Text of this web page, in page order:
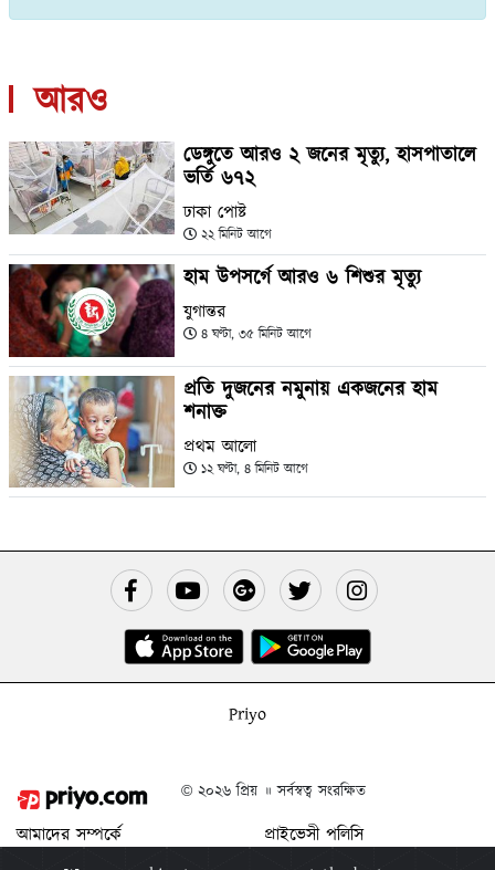
আরও
ডেঙ্গুতে আরও ২ জনের মৃত্যু, হাসপাতালে
ভর্তি ৬৭২
ঢাকা পোষ্ট
২২ মিনিট আগে
হাম উপসর্গে আরও ৬ শিশুর মৃত্যু
যুগান্তর
৪ ঘণ্টা, ৩৫ মিনিট আগে
প্রতি দুজনের নমুনায় একজনের হাম
শনাক্ত
প্রথম আলো
১২ ঘণ্টা, ৪ মিনিট আগে
Priyo
© ২০২৬ প্রিয় ॥ সর্বস্বত্ব সংরক্ষিত
আমাদের সম্পর্কে
প্রাইভেসী পলিসি
শর্ত ও নিয়মাবলী